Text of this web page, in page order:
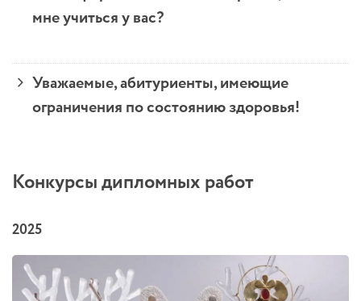
мне учиться у вас?
Уважаемые, абитуриенты, имеющие
ограничения по состоянию здоровья!
Конкурсы дипломных работ
2025